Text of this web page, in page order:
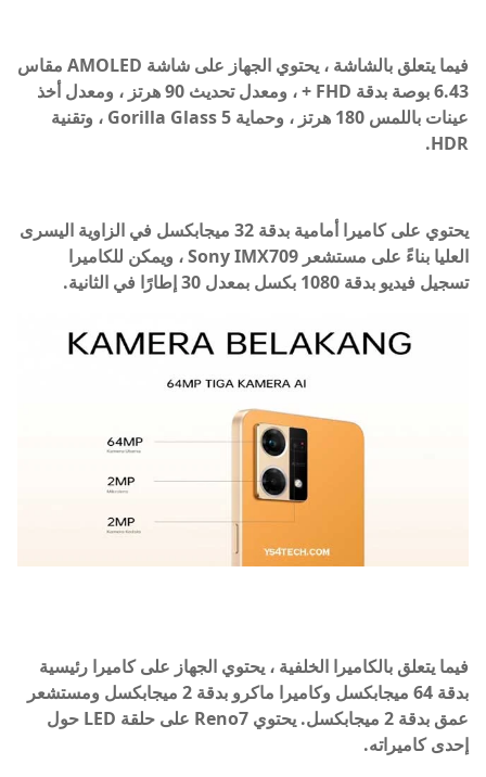
فيما يتعلق بالشاشة ، يحتوي الجهاز على شاشة AMOLED مقاس
6.43 بوصة بدقة FHD + ، ومعدل تحديث 90 هرتز ، ومعدل أخذ
عينات باللمس 180 هرتز ، وحماية Gorilla Glass 5 ، وتقنية
HDR.
يحتوي على كاميرا أمامية بدقة 32 ميجابكسل في الزاوية اليسرى
العليا بناءً على مستشعر Sony IMX709 ، ويمكن للكاميرا
تسجيل فيديو بدقة 1080 بكسل بمعدل 30 إطارًا في الثانية.
فيما يتعلق بالكاميرا الخلفية ، يحتوي الجهاز على كاميرا رئيسية
بدقة 64 ميجابكسل وكاميرا ماكرو بدقة 2 ميجابكسل ومستشعر
عمق بدقة 2 ميجابكسل. يحتوي Reno7 على حلقة LED حول
إحدى كاميراته.